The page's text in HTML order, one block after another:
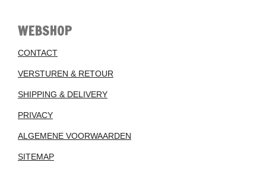
WEBSHOP
CONTACT
VERSTUREN & RETOUR
SHIPPING & DELIVERY
PRIVACY
ALGEMENE VOORWAARDEN
SITEMAP